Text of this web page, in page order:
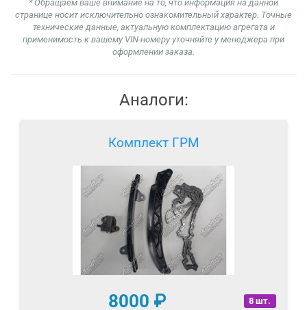
* Обращаем ваше внимание на то, что информация на данной
странице носит исключительно ознакомительный характер. Точные
технические данные, актуальную комплектацию агрегата и
применимость к вашему VIN-номеру уточняйте у менеджера при
оформлении заказа.
Аналоги:
Комплект ГРМ
8 шт.
8000 ₽